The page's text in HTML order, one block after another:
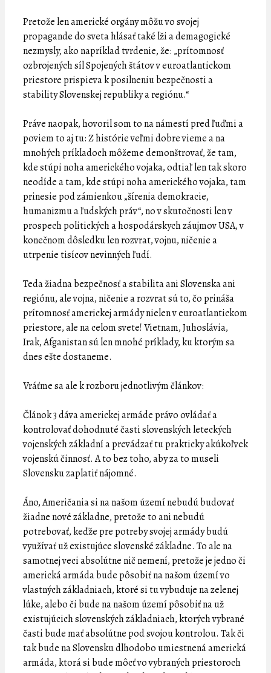
Pretože len americké orgány môžu vo svojej
propagande do sveta hlásať také lži a demagogické
nezmysly, ako napríklad tvrdenie, že: „prítomnosť
ozbrojených síl Spojených štátov v euroatlantickom
priestore prispieva k posilneniu bezpečnosti a
stability Slovenskej republiky a regiónu.“
Práve naopak, hovoril som to na námestí pred ľuďmi a
poviem to aj tu: Z histórie veľmi dobre vieme a na
mnohých príkladoch môžeme demonštrovať, že tam,
kde stúpi noha amerického vojaka, odtiaľ len tak skoro
neodíde a tam, kde stúpi noha amerického vojaka, tam
prinesie pod zámienkou „šírenia demokracie,
humanizmu a ľudských práv“, no v skutočnosti len v
prospech politických a hospodárskych záujmov USA, v
konečnom dôsledku len rozvrat, vojnu, ničenie a
utrpenie tisícov nevinných ľudí.
Teda žiadna bezpečnosť a stabilita ani Slovenska ani
regiónu, ale vojna, ničenie a rozvrat sú to, čo prináša
prítomnosť americkej armády nielen v euroatlantickom
priestore, ale na celom svete! Vietnam, Juhoslávia,
Irak, Afganistan sú len mnohé príklady, ku ktorým sa
dnes ešte dostaneme.
Vráťme sa ale k rozboru jednotlivým článkov:
Článok 3 dáva americkej armáde právo ovládať a
kontrolovať dohodnuté časti slovenských leteckých
vojenských základní a prevádzať tu prakticky akúkoľvek
vojenskú činnosť. A to bez toho, aby za to museli
Slovensku zaplatiť nájomné.
Áno, Američania si na našom území nebudú budovať
žiadne nové základne, pretože to ani nebudú
potrebovať, keďže pre potreby svojej armády budú
využívať už existujúce slovenské základne. To ale na
samotnej veci absolútne nič nemení, pretože je jedno či
americká armáda bude pôsobiť na našom území vo
vlastných základniach, ktoré si tu vybuduje na zelenej
lúke, alebo či bude na našom území pôsobiť na už
existujúcich slovenských základniach, ktorých vybrané
časti bude mať absolútne pod svojou kontrolou. Tak či
tak bude na Slovensku dlhodobo umiestnená americká
armáda, ktorá si bude môcť vo vybraných priestoroch